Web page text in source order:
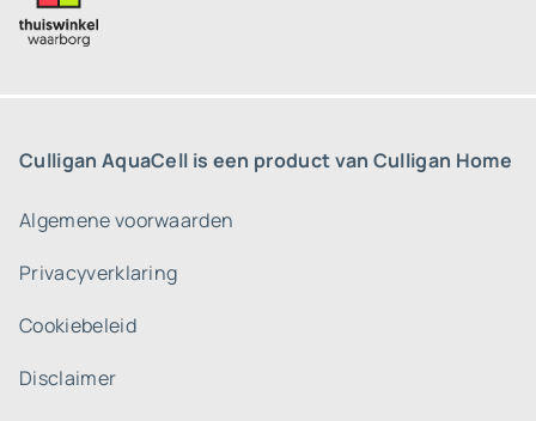
Culligan AquaCell is een product van Culligan Home
Algemene voorwaarden
Privacyverklaring
Cookiebeleid
Disclaimer